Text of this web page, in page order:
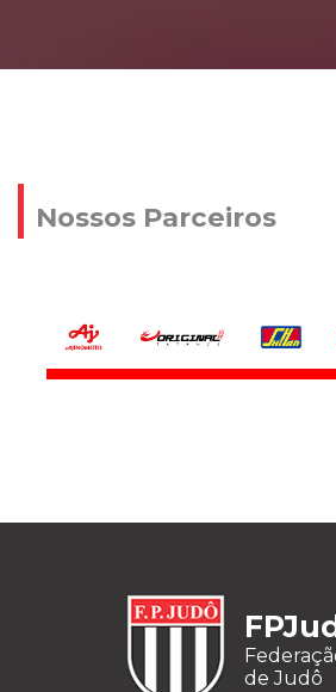
Nossos Parceiros
de Judô